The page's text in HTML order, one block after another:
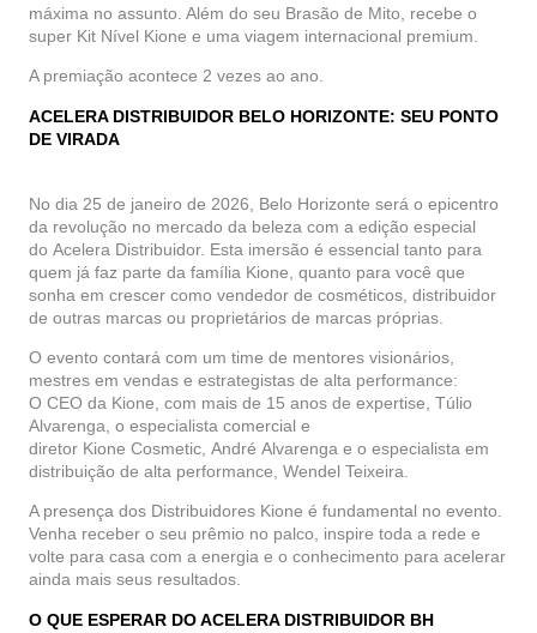
máxima no assunto. Além do seu Brasão de Mito, recebe o
super Kit Nível Kione e uma viagem internacional premium.
A premiação acontece 2 vezes ao ano.
ACELERA DISTRIBUIDOR BELO HORIZONTE: SEU PONTO
DE VIRADA
No dia 25 de janeiro de 2026, Belo Horizonte será o epicentro
da revolução no mercado da beleza com a edição especial
do Acelera Distribuidor. Esta imersão é essencial tanto para
quem já faz parte da família Kione , quanto para você que
sonha em crescer como vendedor de cosméticos, distribuidor
de outras marcas ou proprietários de marcas próprias.
O evento contará com um time de mentores visionários,
mestres em vendas e estrategistas de alta performance:
O CEO da Kione , com mais de 15 anos de expertise, Túlio
Alvarenga , o especialista comercial e
diretor Kione Cosmetic André Alvarenga e o especialista em
distribuição de alta performance, Wendel Teixeira
A presença dos Distribuidores Kione é fundamental no evento.
Venha receber o seu prêmio no palco, inspire toda a rede e
volte para casa com a energia e o conhecimento para acelerar
ainda mais seus resultados.
O QUE ESPERAR DO ACELERA DISTRIBUIDOR BH